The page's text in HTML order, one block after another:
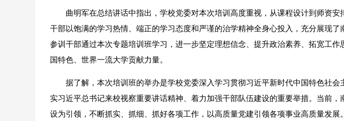
曲明军在总结讲话中指出，学校党委对本次培训高度重视，从课程设计到师资安
干部以饱满的学习热情、端正的学习态度和严谨的治学精神全身心投入，充分展现
参训干部通过本次专题培训班学习，进一步坚定理想信念、提升政治素养、拓宽工作
国特色、世界一流大学贡献力量。
据了解，本次培训班的举办是学校党委深入学习贯彻习近平新时代中国特色社会
实习近平总书记来校视察重要讲话精神、着力加强干部队伍建设的重要举措。当前
设为引领，不断抓实、抓细、抓好各项工作，以高质量党建引领各项事业高质量发展。